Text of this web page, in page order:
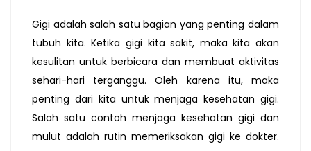
Gigi adalah salah satu bagian yang penting dalam
tubuh kita. Ketika gigi kita sakit, maka kita akan
kesulitan untuk berbicara dan membuat aktivitas
sehari-hari terganggu. Oleh karena itu, maka
penting dari kita untuk menjaga kesehatan gigi.
Salah satu contoh menjaga kesehatan gigi dan
mulut adalah rutin memeriksakan gigi ke dokter.